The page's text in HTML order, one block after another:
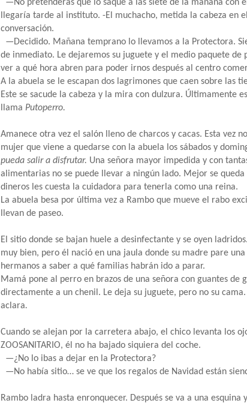
—No pretenderás que lo saque a las siete de la mañana con
llegaría tarde al instituto. -El muchacho, metida la cabeza en
conversación.
—Decidido. Mañana temprano lo llevamos a la Protectora.
de inmediato. Le dejaremos su juguete y el medio paquete de
ver a qué hora abren para poder irnos después al centro
A la abuela se le escapan dos lagrimones que caen sobre las
Este se sacude la cabeza y la mira con dulzura. Últimamente
llama Putoperro.
Amanece otra vez el salón lleno de charcos y cacas. Esta vez
mujer que viene a quedarse con la abuela los sábados y
pueda salir a disfrutar. Una señora mayor impedida y con
alimentarias no se puede llevar a ningún lado. Mejor se queda
dineros les cuesta la cuidadora para tenerla como una reina.
La abuela besa por última vez a Rambo que mueve el rabo
llevan de paseo.
El sitio donde se bajan huele a desinfectante y se oyen
muy bien, pero él nació en una jaula donde su madre pare
hermanos a saber a qué familias habrán ido a parar.
Mamá pone al perro en brazos de una señora con guantes de
directamente a un chenil. Le deja su juguete, pero no su cama.
aclara.
Cuando se alejan por la carretera abajo, el chico levanta los
ZOOSANITARIO, él no ha bajado siquiera del coche.
—¿No lo ibas a dejar en la Protectora?
—No había sitio… se ve que los regalos de Navidad están
Rambo ladra hasta enronquecer. Después se va a una esquina